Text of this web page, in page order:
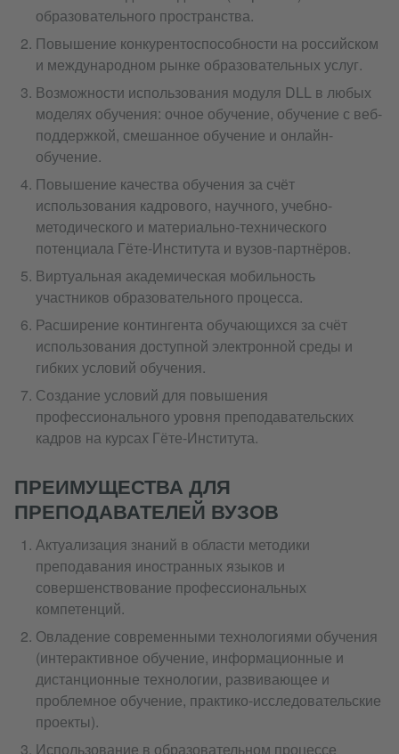
образовательного пространства.
Повышение конкурентоспособности на российском
и международном рынке образовательных услуг.
Возможности использования модуля DLL в любых
моделях обучения: очное обучение, обучение с веб-
поддержкой, смешанное обучение и онлайн-
обучение.
Повышение качества обучения за счёт
использования кадрового, научного, учебно-
методического и материально-технического
потенциала Гёте-Института и вузов-партнёров.
Виртуальная академическая мобильность
участников образовательного процесса.
Расширение контингента обучающихся за счёт
использования доступной электронной среды и
гибких условий обучения.
Создание условий для повышения
профессионального уровня преподавательских
кадров на курсах Гёте-Института.
ПРЕИМУЩЕСТВА ДЛЯ
ПРЕПОДАВАТЕЛЕЙ ВУЗОВ
Актуализация знаний в области методики
преподавания иностранных языков и
совершенствование профессиональных
компетенций.
Овладение современными технологиями обучения
(интерактивное обучение, информационные и
дистанционные технологии, развивающее и
проблемное обучение, практико-исследовательские
проекты).
Использование в образовательном процессе